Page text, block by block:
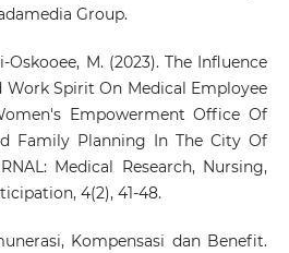
Group.
M. (2023). The Influence
Spirit On Medical Employee
Empowerment Office Of
Family Planning In The City Of
Medical Research, Nursing,
4(2), 41-48.
Kompensasi dan Benefit.